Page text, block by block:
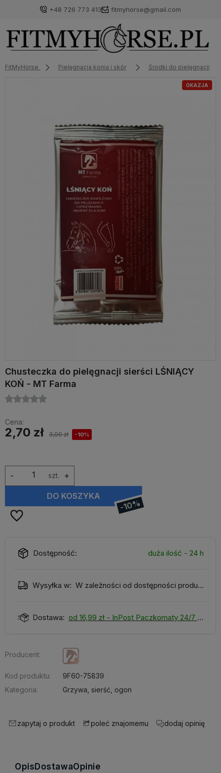
+48 726 773 413 fitmyhorse@gmail.com
FitMyHorse Pielęgnacja konia i skór Środki do pielęgnacji
OKAZJA
Chusteczka do pielęgnacji sierści LŚNIĄCY
KOŃ - MT Farma
Cena:
2,70 zł 3,00 zł -10%
szt. +
-
DO KOSZYKA
-10%
Dostępność: duża ilość - 24 h
Wysyłka w: W zależności od dostępności produktu
Dostawa: od 16,99 zł - InPost Paczkomaty 24/7
Producent:
Kod produktu:
9F60-75839
Kategoria:
Grzywa, sierść, ogon
zapytaj o produkt poleć znajomemu dodaj opinię
OpisDostawaOpinie